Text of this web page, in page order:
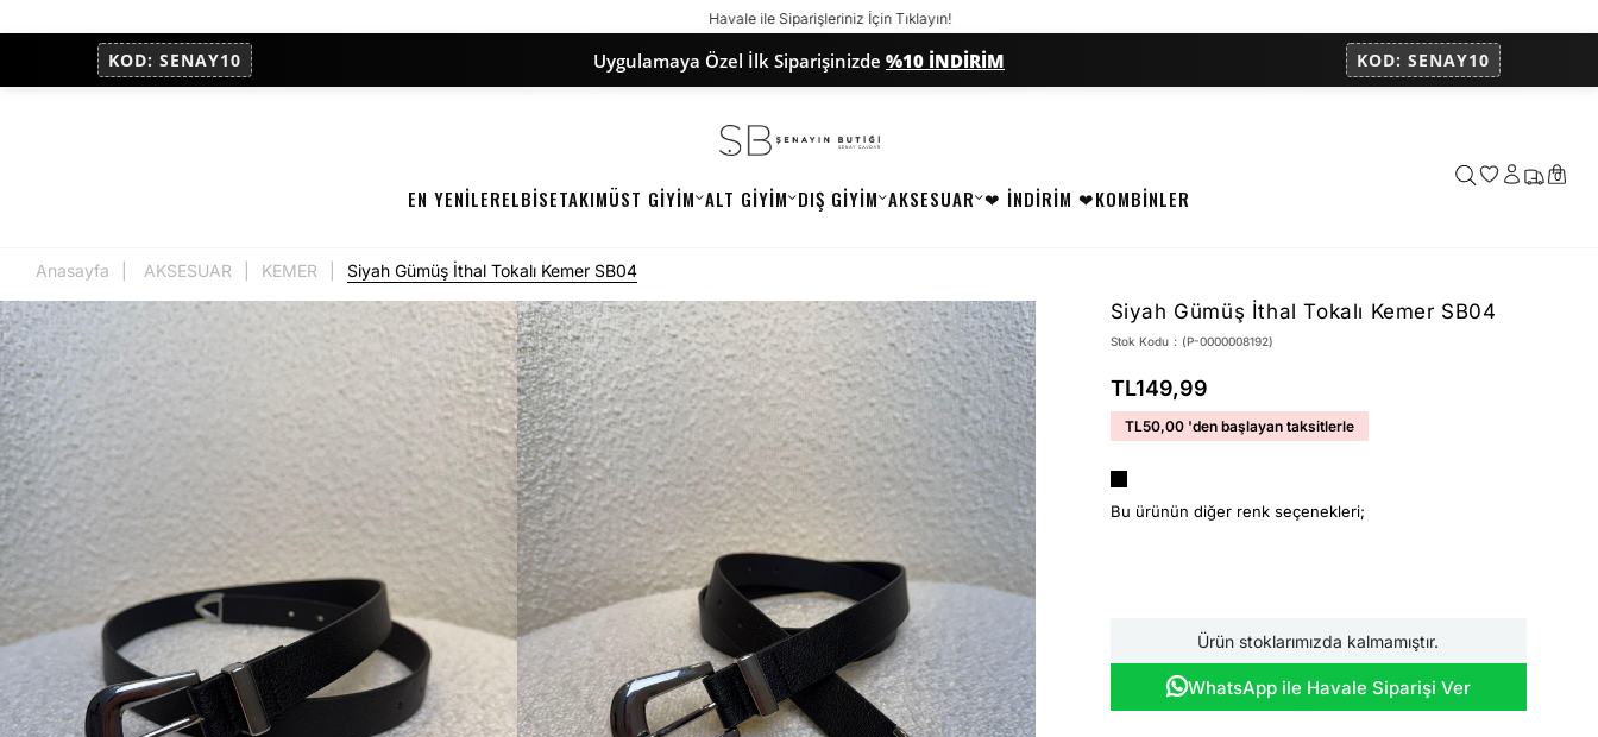
KOD: SENAY10 Uygulamaya Özel İlk Siparişinizde %10 İNDİRİM KOD: SENAY10
Havale ile Siparişleriniz İçin Tıklayın!
0
EN YENİLERELBİSETAKIMÜST GİYİM ALT GİYİM DIŞ GİYİM AKSESUAR ❤ İNDİRİM ❤KOMBİNLER
Anasayfa AKSESUAR KEMER Siyah Gümüş İthal Tokalı Kemer SB04
Siyah Gümüş İthal Tokalı Kemer SB04
Stok Kodu (P-0000008192)
TL149,99
TL50,00 'den başlayan taksitlerle
Bu ürünün diğer renk seçenekleri;
Ürün stoklarımızda kalmamıştır.
WhatsApp ile Havale Siparişi Ver